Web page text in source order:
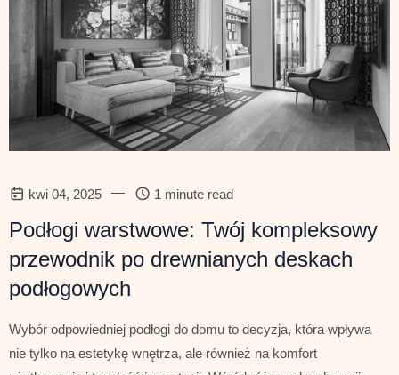
kwi 04, 2025 — 1 minute read
Podłogi warstwowe: Twój kompleksowy
przewodnik po drewnianych deskach
podłogowych
Wybór odpowiedniej podłogi do domu to decyzja, która wpływa
nie tylko na estetykę wnętrza, ale również na komfort